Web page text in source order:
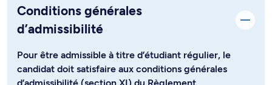
Conditions générales
d’admissibilité
Pour être admissible à titre d’étudiant régulier, le
candidat doit satisfaire aux conditions générales
d’admissibilité (section XI) du Règlement